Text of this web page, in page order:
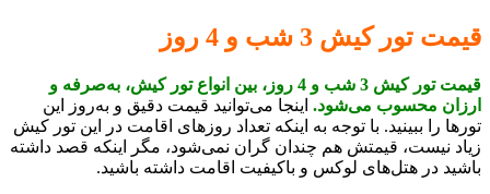
قیمت تور کیش 3 شب و 4 روز
قیمت تور کیش 3 شب و 4 روز، بین انواع تور کیش، به‌صرفه و
ارزان محسوب می‌شود. اینجا می‌توانید قیمت دقیق و به‌روز این
تورها را ببینید. با توجه به اینکه تعداد روزهای اقامت در این تور کیش
زیاد نیست، قیمتش هم چندان گران نمی‌شود، مگر اینکه قصد داشته
باشید در هتل‌های لوکس و باکیفیت اقامت داشته باشید.